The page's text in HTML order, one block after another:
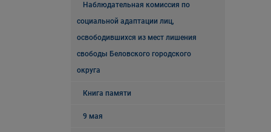
Наблюдательная комиссия по
социальной адаптации лиц,
освободившихся из мест лишения
свободы Беловского городского
округа
Книга памяти
9 мая